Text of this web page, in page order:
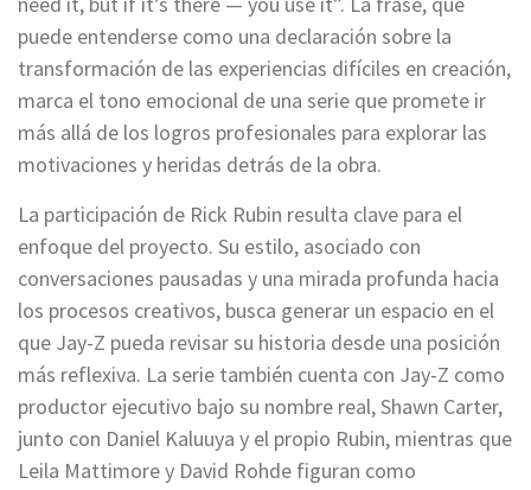
puede entenderse como una declaración sobre la
transformación de las experiencias difíciles en creación,
marca el tono emocional de una serie que promete ir
más allá de los logros profesionales para explorar las
motivaciones y heridas detrás de la obra.
La participación de Rick Rubin resulta clave para el
enfoque del proyecto. Su estilo, asociado con
conversaciones pausadas y una mirada profunda hacia
los procesos creativos, busca generar un espacio en el
que Jay-Z pueda revisar su historia desde una posición
más reflexiva. La serie también cuenta con Jay-Z como
productor ejecutivo bajo su nombre real, Shawn Carter,
junto con Daniel Kaluuya y el propio Rubin, mientras que
Leila Mattimore y David Rohde figuran como